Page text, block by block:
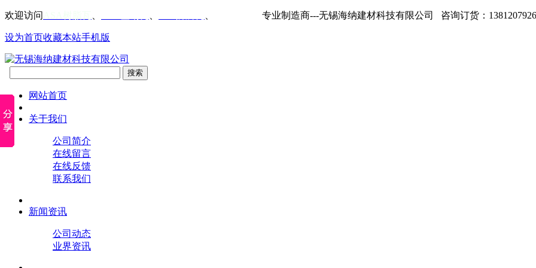
欢迎访问 专业制造商---无锡海纳建材科技有限公司 咨询订货：
设为首页收藏本站手机版
网站首页
关于我们
公司简介
在线留言
在线反馈
联系我们
新闻资讯
公司动态
业界资讯